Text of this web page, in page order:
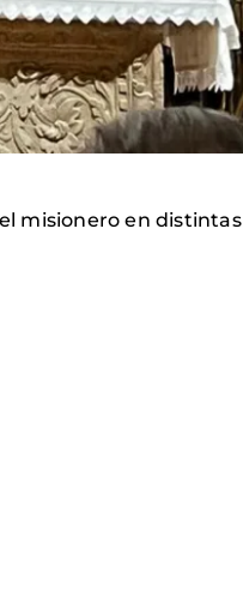
misionero en distintas